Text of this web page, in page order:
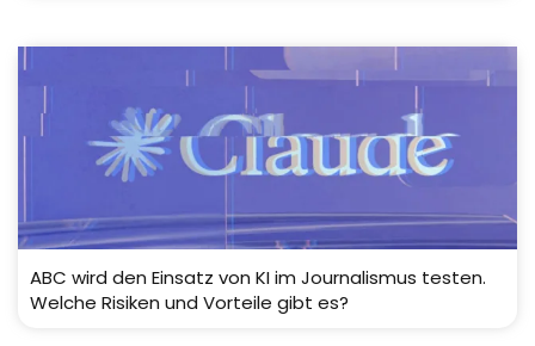
ABC wird den Einsatz von KI im Journalismus testen.
Welche Risiken und Vorteile gibt es?